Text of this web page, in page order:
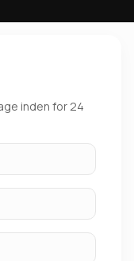
inden for 24